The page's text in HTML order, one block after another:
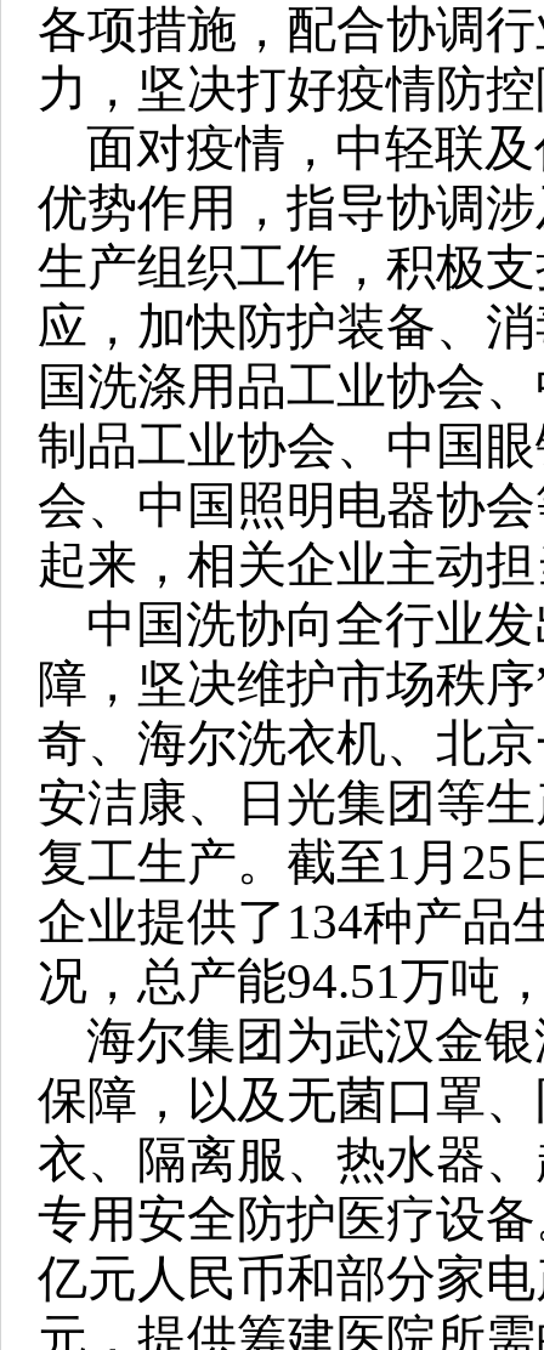
各项措施，配合协调
力，坚决打好疫情防
面对疫情，中轻联
优势作用，指导协调
生产组织工作，积极
应，加快防护装备、
国洗涤用品工业协会
制品工业协会、中国
会、中国照明电器协
起来，相关企业主动
中国洗协向全行业
障，坚决维护市场秩
奇、海尔洗衣机、北
安洁康、日光集团等
复工生产。截至1月25
企业提供了134种产品
况，总产能94.51万吨
海尔集团为武汉金
保障，以及无菌口罩
衣、隔离服、热水器
专用安全防护医疗设
亿元人民币和部分家
元，提供筹建医院所